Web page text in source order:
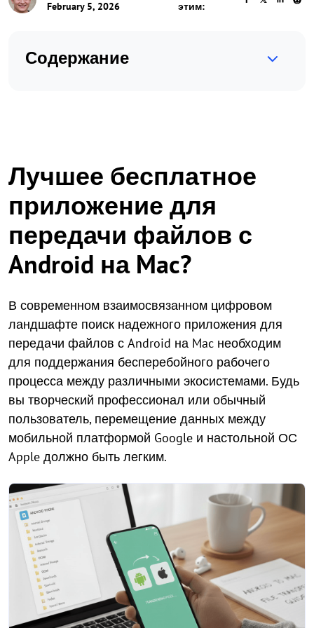
February 5, 2026 этим:
Содержание
Лучшее бесплатное
приложение для
передачи файлов с
Android на Mac?
В современном взаимосвязанном цифровом
ландшафте поиск надежного приложения для
передачи файлов с Android на Mac необходим
для поддержания бесперебойного рабочего
процесса между различными экосистемами. Будь
вы творческий профессионал или обычный
пользователь, перемещение данных между
мобильной платформой Google и настольной ОС
Apple должно быть легким.